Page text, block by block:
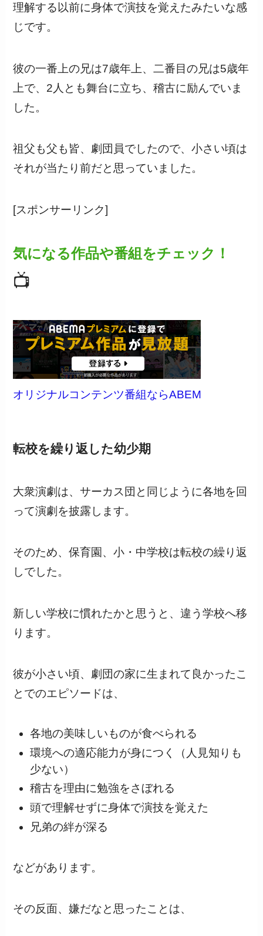
理解する以前に身体で演技を覚えたみたいな感
じです。
彼の一番上の兄は7歳年上、二番目の兄は5歳年
上で、2人とも舞台に立ち、稽古に励んでいま
した。
祖父も父も皆、劇団員でしたので、小さい頃は
それが当たり前だと思っていました。
[スポンサーリンク]
気になる作品や番組をチェック！
📺
オリジナルコンテンツ番組ならABEM
転校を繰り返した幼少期
大衆演劇は、サーカス団と同じように各地を回
って演劇を披露します。
そのため、保育園、小・中学校は転校の繰り返
しでした。
新しい学校に慣れたかと思うと、違う学校へ移
ります。
彼が小さい頃、劇団の家に生まれて良かったこ
とでのエピソードは、
各地の美味しいものが食べられる
環境への適応能力が身につく（人見知りも
少ない）
稽古を理由に勉強をさぼれる
頭で理解せずに身体で演技を覚えた
兄弟の絆が深る
などがあります。
その反面、嫌だなと思ったことは、